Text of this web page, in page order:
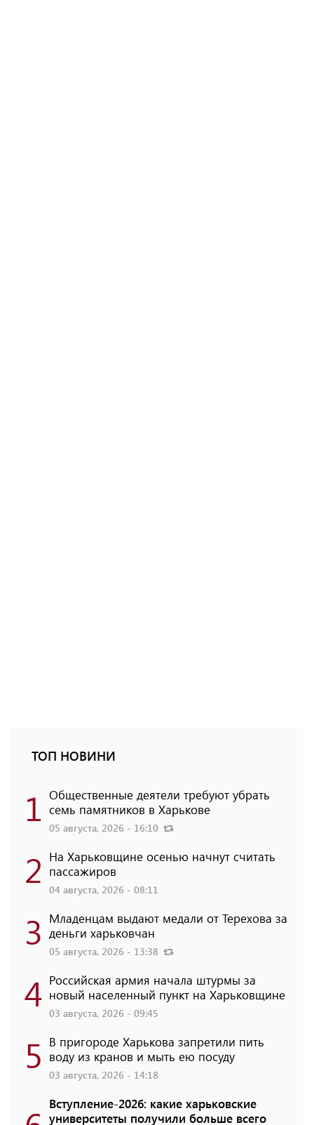
ТОП НОВИНИ
1 Общественные деятели требуют убрать
семь памятников в Харькове
05 августа, 2026 - 16:10
2 На Харьковщине осенью начнут считать
пассажиров
04 августа, 2026 - 08:11
3 Младенцам выдают медали от Терехова за
деньги харьковчан
05 августа, 2026 - 13:38
4 Российская армия начала штурмы за
новый населенный пункт на Харьковщине
03 августа, 2026 - 09:45
5 В пригороде Харькова запретили пить
воду из кранов и мыть ею посуду
03 августа, 2026 - 14:18
Вступление-2026: какие харьковские
университеты получили больше всего